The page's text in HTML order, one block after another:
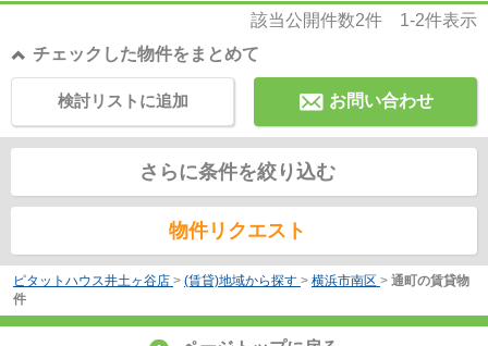
該当公開件数2件 1-2件表示
チェックした物件をまとめて
お問い合わせ
検討リストに追加
さらに条件を絞り込む
物件リクエスト
ピタットハウス井土ヶ谷店 > (賃貸)地域から探す > 横浜市南区 > 通町の賃貸物
件